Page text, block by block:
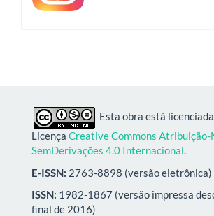
Esta obra está
Licença Creative Commons Atribuição-
SemDerivações 4.0 Internacional.
E-ISSN: 2763-8898 (versão eletrônica)
ISSN: 1982-1867 (versão impressa
final de 2016)